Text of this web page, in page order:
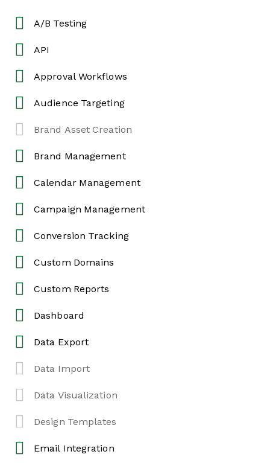
A/B Testing
API
Approval Workflows
Audience Targeting
Brand Asset Creation
Brand Management
Calendar Management
Campaign Management
Conversion Tracking
Custom Domains
Custom Reports
Dashboard
Data Export
Data Import
Data Visualization
Design Templates
Email Integration